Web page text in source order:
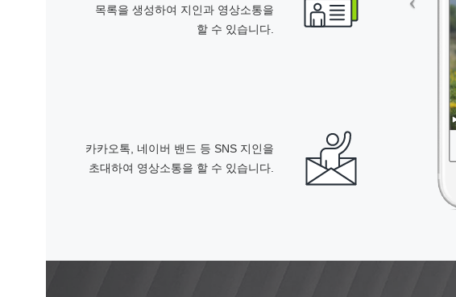
목록을 생성하여 지인과 영상소통을
할 수 있습니다.
카카오톡, 네이버 밴드 등 SNS 지인을
초대하여 영상소통을 할 수 있습니다.